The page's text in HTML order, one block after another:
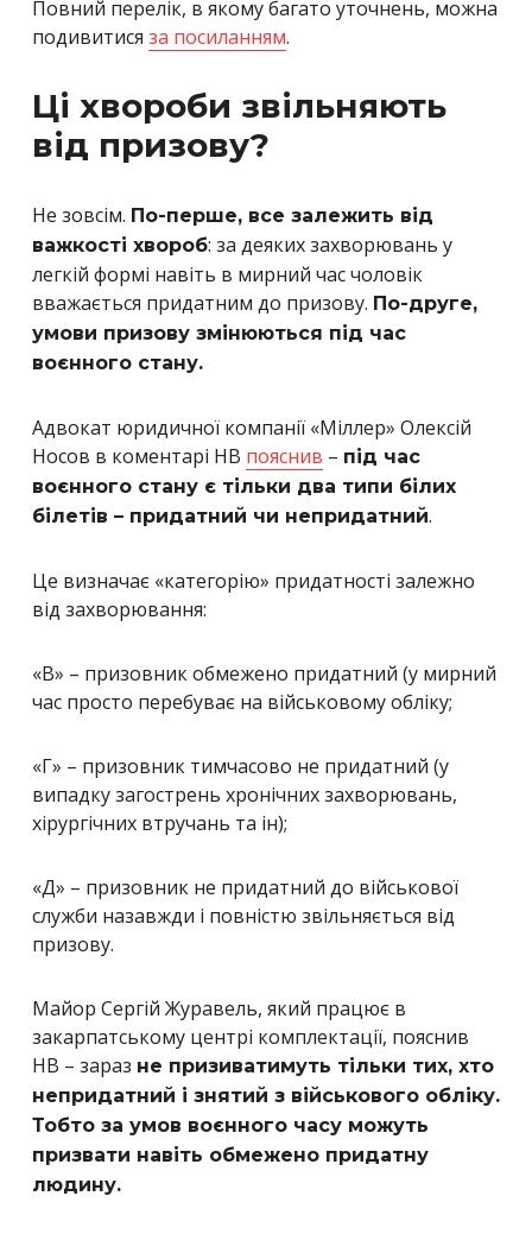
Повний перелік, в якому багато уточнень, можна
подивитися за посиланням.
Ці хвороби звільняють
від призову?
Не зовсім. По-перше, все залежить від
важкості хвороб: за деяких захворювань у
легкій формі навіть в мирний час чоловік
вважається придатним до призову. По-друге,
умови призову змінюються під час
воєнного стану.
Адвокат юридичної компанії «Міллер» Олексій
Носов в коментарі НВ пояснив – під час
воєнного стану є тільки два типи білих
білетів – придатний чи непридатний.
Це визначає «категорію» придатності залежно
від захворювання:
«В» – призовник обмежено придатний (у мирний
час просто перебуває на військовому обліку;
«Г» – призовник тимчасово не придатний (у
випадку загострень хронічних захворювань,
хірургічних втручань та ін);
«Д» – призовник не придатний до військової
служби назавжди і повністю звільняється від
призову.
Майор Сергій Журавель, який працює в
закарпатському центрі комплектації, пояснив
НВ – зараз не призиватимуть тільки тих, хто
непридатний і знятий з військового обліку.
Тобто за умов воєнного часу можуть
призвати навіть обмежено придатну
людину.